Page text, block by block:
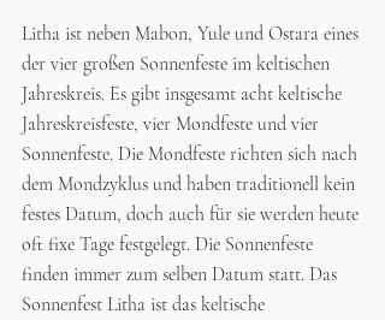
Litha ist neben Mabon, Yule und Ostara eines
der vier großen Sonnenfeste im keltischen
Jahreskreis. Es gibt insgesamt acht keltische
Jahreskreisfeste, vier Mondfeste und vier
Sonnenfeste. Die Mondfeste richten sich nach
dem Mondzyklus und haben traditionell kein
festes Datum, doch auch für sie werden heute
oft fixe Tage festgelegt. Die Sonnenfeste
finden immer zum selben Datum statt. Das
Sonnenfest Litha ist das keltische